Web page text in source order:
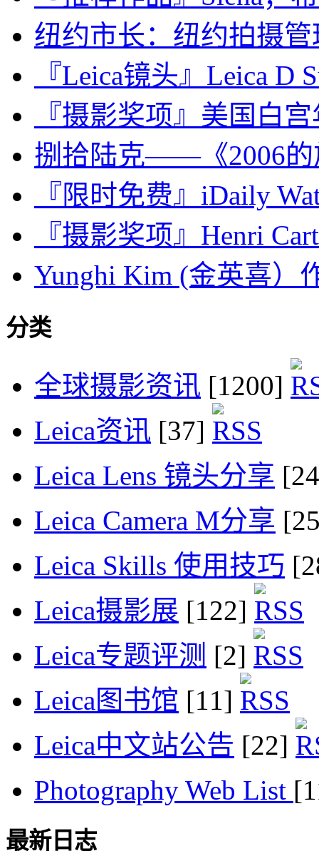
纽约市长：纽约拍摄
『Leica镜头』Leica D
『摄影奖项』美国白
捌拾陆克——《2006的
『限时免费』iDaily
『摄影奖项』Henri
Yunghi Kim (金英喜）
分类
全球摄影资讯 [1200]
Leica资讯 [37]
Leica Lens 镜头分享
Leica Camera M分享
Leica Skills 使用技巧
Leica摄影展 [122]
Leica专题评测 [2]
Leica图书馆 [11]
Leica中文站公告 [22]
Photography Web List
最新日志